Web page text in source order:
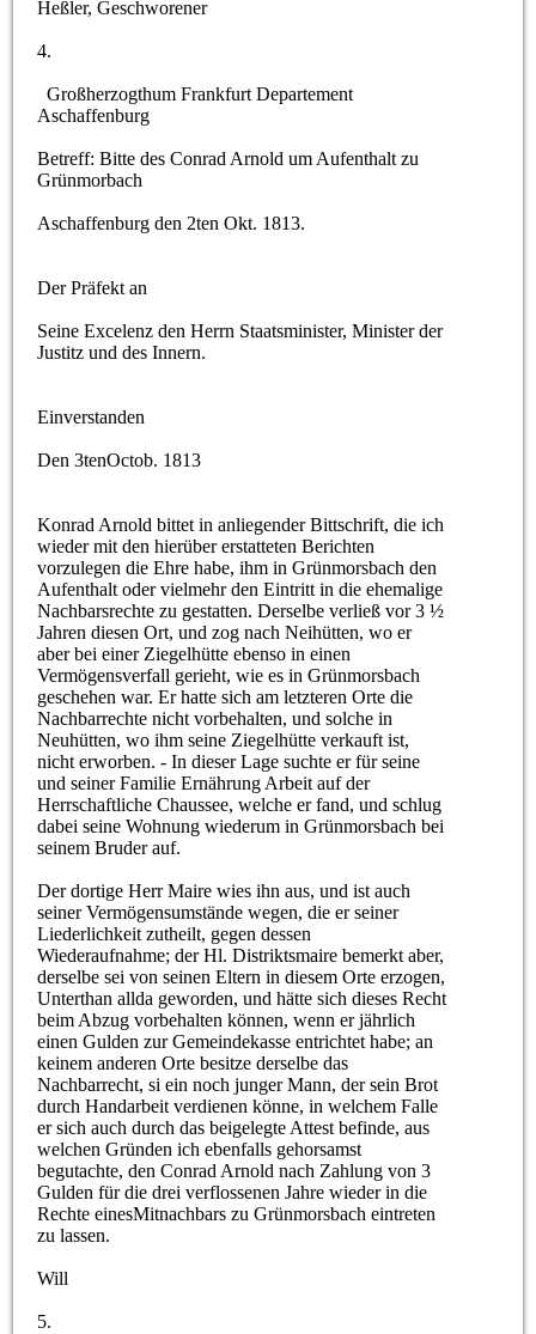
Heßler, Geschworener
4.
Großherzogthum Frankfurt Departement
Aschaffenburg
Betreff: Bitte des Conrad Arnold um Aufenthalt zu
Grünmorbach
Aschaffenburg den 2ten Okt. 1813.
Der Präfekt an
Seine Excelenz den Herrn Staatsminister, Minister der
Justitz und des Innern.
Einverstanden
Den 3tenOctob. 1813
Konrad Arnold bittet in anliegender Bittschrift, die ich
wieder mit den hierüber erstatteten Berichten
vorzulegen die Ehre habe, ihm in Grünmorsbach den
Aufenthalt oder vielmehr den Eintritt in die ehemalige
Nachbarsrechte zu gestatten. Derselbe verließ vor 3 ½
Jahren diesen Ort, und zog nach Neihütten, wo er
aber bei einer Ziegelhütte ebenso in einen
Vermögensverfall gerieht, wie es in Grünmorsbach
geschehen war. Er hatte sich am letzteren Orte die
Nachbarrechte nicht vorbehalten, und solche in
Neuhütten, wo ihm seine Ziegelhütte verkauft ist,
nicht erworben. - In dieser Lage suchte er für seine
und seiner Familie Ernährung Arbeit auf der
Herrschaftliche Chaussee, welche er fand, und schlug
dabei seine Wohnung wiederum in Grünmorsbach bei
seinem Bruder auf.
Der dortige Herr Maire wies ihn aus, und ist auch
seiner Vermögensumstände wegen, die er seiner
Liederlichkeit zutheilt, gegen dessen
Wiederaufnahme; der Hl. Distriktsmaire bemerkt aber,
derselbe sei von seinen Eltern in diesem Orte erzogen,
Unterthan allda geworden, und hätte sich dieses Recht
beim Abzug vorbehalten können, wenn er jährlich
einen Gulden zur Gemeindekasse entrichtet habe; an
keinem anderen Orte besitze derselbe das
Nachbarrecht, si ein noch junger Mann, der sein Brot
durch Handarbeit verdienen könne, in welchem Falle
er sich auch durch das beigelegte Attest befinde, aus
welchen Gründen ich ebenfalls gehorsamst
begutachte, den Conrad Arnold nach Zahlung von 3
Gulden für die drei verflossenen Jahre wieder in die
Rechte einesMitnachbars zu Grünmorsbach eintreten
zu lassen.
Will
5.